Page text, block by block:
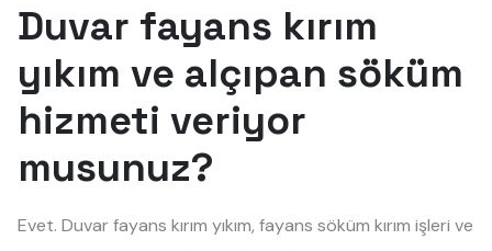
Duvar fayans kırım
yıkım ve alçıpan söküm
hizmeti veriyor
musunuz?
Evet. Duvar fayans kırım yıkım, fayans söküm kırım işleri ve